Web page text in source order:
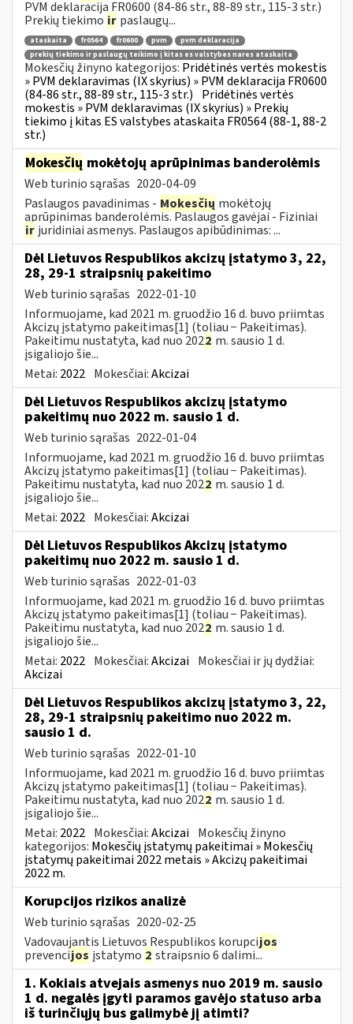
PVM deklaracija FR0600 (84-86 str., 88-89 str., 115-3 str.)
Prekių tiekimo ir paslaugų...
ataskaita fr0564 fr0600 pvm
pvm deklaracija
prekių tiekimo ir paslaugų teikimo į kitas es valstybes nares ataskaita
Mokesčių žinyno kategorijos: Pridėtinės vertės mokestis
» PVM deklaravimas (IX skyrius) » PVM deklaracija FR0600
(84-86 str., 88-89 str., 115-3 str.) Pridėtinės vertės
mokestis » PVM deklaravimas (IX skyrius) » Prekių
tiekimo į kitas ES valstybes ataskaita FR0564 (88-1, 88-2
str.)
Mokesčių mokėtojų aprūpinimas banderolėmis
Web turinio sąrašas 2020-04-09
Paslaugos pavadinimas - Mokesčių mokėtojų
aprūpinimas banderolėmis. Paslaugos gavėjai - Fiziniai
ir juridiniai asmenys. Paslaugos apibūdinimas: ...
Dėl Lietuvos Respublikos akcizų įstatymo 3, 22,
28, 29-1 straipsnių pakeitimo
Web turinio sąrašas 2022-01-10
Informuojame, kad 2021 m. gruodžio 16 d. buvo priimtas
Akcizų įstatymo pakeitimas[1] (toliau − Pakeitimas).
Pakeitimu nustatyta, kad nuo 2022 m. sausio 1 d.
įsigaliojo šie...
Metai: 2022 Mokesčiai:Akcizai
Dėl Lietuvos Respublikos akcizų įstatymo
pakeitimų nuo 2022 m. sausio 1 d.
Web turinio sąrašas 2022-01-04
Informuojame, kad 2021 m. gruodžio 16 d. buvo priimtas
Akcizų įstatymo pakeitimas[1] (toliau − Pakeitimas).
Pakeitimu nustatyta, kad nuo 2022 m. sausio 1 d.
įsigaliojo šie...
Metai: 2022 Mokesčiai:Akcizai
Dėl Lietuvos Respublikos Akcizų įstatymo
pakeitimų nuo 2022 m. sausio 1 d.
Web turinio sąrašas 2022-01-03
Informuojame, kad 2021 m. gruodžio 16 d. buvo priimtas
Akcizų įstatymo pakeitimas[1] (toliau − Pakeitimas).
Pakeitimu nustatyta, kad nuo 2022 m. sausio 1 d.
įsigaliojo šie...
Metai: 2022 Mokesčiai:Akcizai Mokesčiai ir jų dydžiai:
Akcizai
Dėl Lietuvos Respublikos akcizų įstatymo 3, 22,
28, 29-1 straipsnių pakeitimo nuo 2022 m.
sausio 1 d.
Web turinio sąrašas 2022-01-10
Informuojame, kad 2021 m. gruodžio 16 d. buvo priimtas
Akcizų įstatymo pakeitimas[1] (toliau − Pakeitimas).
Pakeitimu nustatyta, kad nuo 2022 m. sausio 1 d.
įsigaliojo šie...
Metai: 2022 Mokesčiai:Akcizai Mokesčių žinyno
kategorijos: Mokesčių įstatymų pakeitimai » Mokesčių
įstatymų pakeitimai 2022 metais » Akcizų pakeitimai
2022 m.
Korupcijos rizikos analizė
Web turinio sąrašas 2020-02-25
Vadovaujantis Lietuvos Respublikos korupcijos
prevencijos įstatymo 2 straipsnio 6 dalimi...
1. Kokiais atvejais asmenys nuo 2019 m. sausio
1 d. negalės įgyti paramos gavėjo statuso arba
iš turinčiųjų bus galimybė jį atimti?